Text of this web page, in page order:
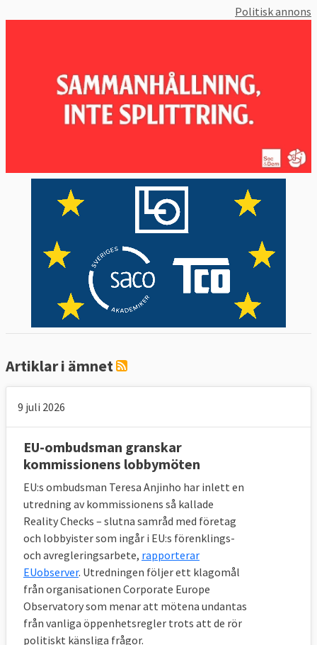
som lyder:
beslutsprocessen hos de europeiska
institutionerna”.
Lobbyismen inom EU regleras iartikel 11.1–
Bryssel?
Kanske upp till 30 000 personer.
EU fattar beslut som rör över 500 miljoner
människors liv. I Bryssel finns därmed inte
bara EU:s institutioner utan också tusentals
organisationer och företag som vill påverka
besluten. Bryssel sägs vara andra staden i
vad gäller mängden lobbyister.
Det exakta antalet lobbyister verksamma i
Bryssel är svårt att fastställa. I EU:s
eg öppenhetsregister finns för närvarande
(april 2019) nästan 11 800 listade
organisationer/företag/myndigheter som
uppgett att de har kontakt med
representanter för EU-kommissionen eller
EU-parlamentet. Men eftersom registrering
är frivilligt för de som träffar
Europaparlamentariker så kan man anta att
den siffran är i underkant. Enligt
organisationen Corporate Europe
Observatory, som granskar
lobbyverksamheten inom EU, finns det runt
Politisk annons
Artiklar i ämnet
9 juli 2026
EU-ombudsman granskar
kommissionens lobbymöten
EU:s ombudsman Teresa Anjinho har inlett en
utredning av kommissionens så kallade
Reality Checks – slutna samråd med företag
och lobbyister som ingår i EU:s förenklings-
och avregleringsarbete, rapporterar
EUobserver. Utredningen följer ett klagomål
från organisationen Corporate Europe
Observatory som menar att mötena undantas
från vanliga öppenhetsregler trots att de rör
politiskt känsliga frågor.